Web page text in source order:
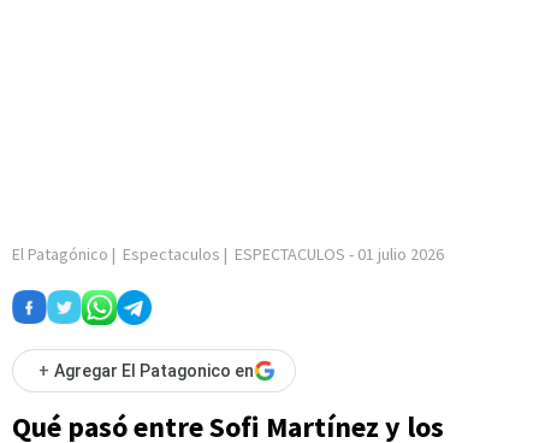
El Patagónico | Espectaculos | ESPECTACULOS - 01 julio 2026
+ Agregar El Patagonico en
Qué pasó entre Sofi Martínez y los